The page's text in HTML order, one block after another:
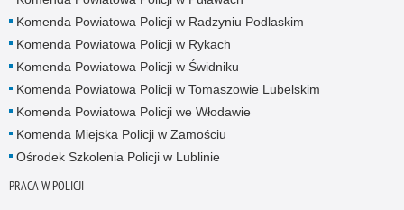
Komenda Powiatowa Policji w Radzyniu Podlaskim
Komenda Powiatowa Policji w Rykach
Komenda Powiatowa Policji w Świdniku
Komenda Powiatowa Policji w Tomaszowie Lubelskim
Komenda Powiatowa Policji we Włodawie
Komenda Miejska Policji w Zamościu
Ośrodek Szkolenia Policji w Lublinie
PRACA W POLICJI